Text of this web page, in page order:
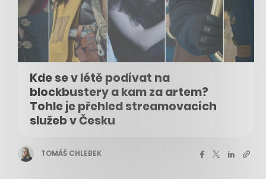
Kde se v létě podívat na
blockbustery a kam za artem?
Tohle je přehled streamovacích
služeb v Česku
TOMÁŠ CHLEBEK